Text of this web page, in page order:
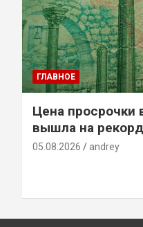
ГЛАВНОЕ
Цена просрочки
вышла на рекорд
05.08.2026 andrey